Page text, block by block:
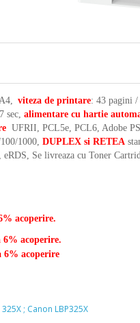
viteza de printare: 43 pagini
sec, alimentare cu hartie
UFRII, PCL5e, PCL6, Adobe
1000, DUPLEX si RETEA
Se livreaza cu Toner
acoperire.
6% acoperire.
6% acoperire
325X ; Canon LBP325X